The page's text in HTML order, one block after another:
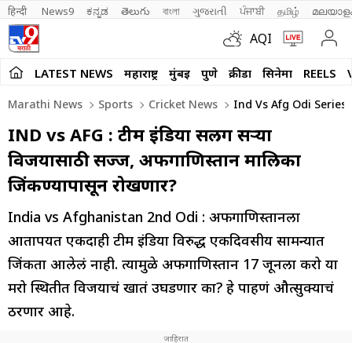
हिन्दी News9 ಕನ್ನಡ తెలుగు বাংলা ગુજરાતી ਪੰਜਾਬੀ தமிழ்
AQI
LATEST NEWS महाराष्ट्र मुंबई पुणे क्रीडा सिनेमा REELS
Marathi News Sports Cricket News Ind Vs Afg Odi
IND vs AFG : टीम इंडिया सलग दुसऱ्या
विजयासाठी सज्ज, अफगाणिस्तान मालिका
जिंकण्यापासून रोखणार?
India vs Afghanistan 2nd Odi : अफगाणिस्तानला
आतापर्यंत एकदाही टीम इंडिया विरुद्ध एकदिवसीय सामन्यात
जिंकता आलेलं नाही. त्यामुळे अफगाणिस्तान 17 जूनला करो या
मरो स्थितीत विजयाचं खातं उघडणार का? हे पाहणं औत्सुक्याचं
ठरणार आहे.